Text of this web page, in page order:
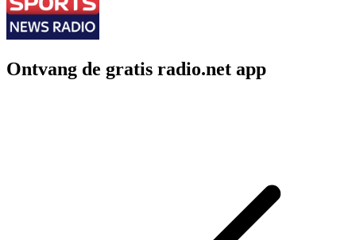
Ontvang de gratis radio.net app